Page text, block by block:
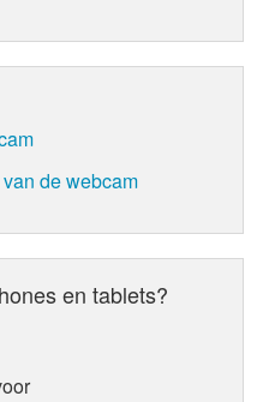
de webcam
en tablets?